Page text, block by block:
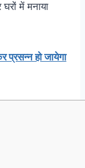
में मनाया
प्रसन्न हो जायेगा